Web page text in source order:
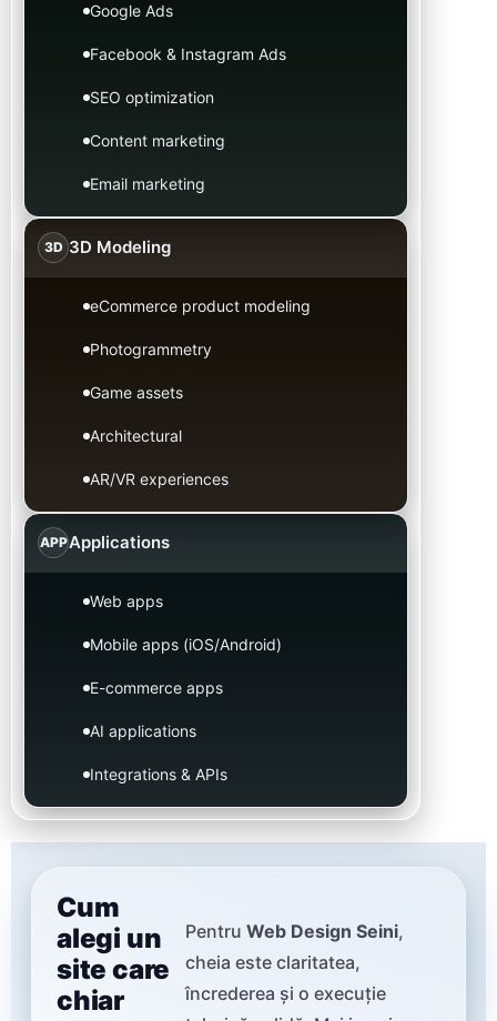
Google Ads
Facebook & Instagram Ads
SEO optimization
Content marketing
Email marketing
3D 3D Modeling
eCommerce product modeling
Photogrammetry
Game assets
Architectural
AR/VR experiences
APPApplications
Web apps
Mobile apps (iOS/Android)
E-commerce apps
AI applications
Integrations & APIs
Cum
alegi un
site care
chiar
PentruWeb Design Seini,
cheia este claritatea,
încrederea și o execuție